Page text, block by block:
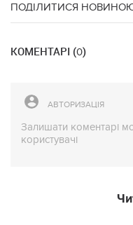
ПОДІЛИТИСЯ
КОМЕНТАРІ (0)
АВТОРИЗАЦІЯ
Залишати коментарі
користувачі